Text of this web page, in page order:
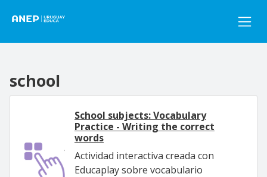
school
School subjects: Vocabulary
Practice - Writing the correct
words
Actividad interactiva creada con
Educaplay sobre vocabulario